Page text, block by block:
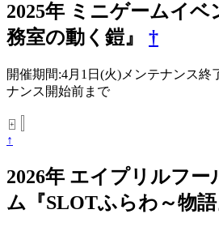
2025年 ミニゲームイベ
務室の動く鎧』 †
開催期間:4月1日(火)メンテナンス終
ナンス開始前まで
+
↑
2026年 エイプリルフー
ム『SLOTふらわ～物語